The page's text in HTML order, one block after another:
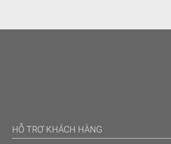
HỖ TRỢ KHÁCH HÀNG